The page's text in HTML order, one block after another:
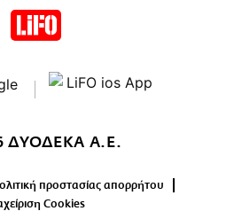
ΔΥΟΔΕΚΑ Α.Ε.
προστασίας απορρήτου
Cookies